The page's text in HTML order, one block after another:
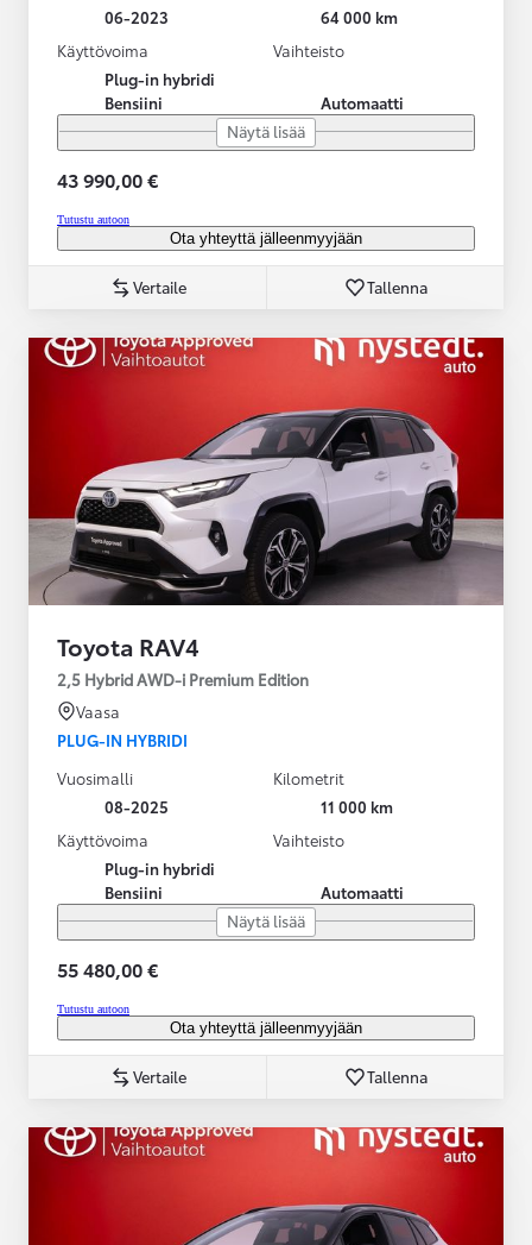
06-2023
64 000 km
Käyttövoima
Plug-in hybridi
Bensiini
Vaihteisto
Automaatti
Näytä lisää
43 990,00 €
Tutustu autoon
Ota yhteyttä jälleenmyyjään
Vertaile Tallenna
Toyota RAV4
2,5 Hybrid AWD-i Premium Edition
Vaasa
PLUG-IN HYBRIDI
Vuosimalli
08-2025
Kilometrit
11 000 km
Käyttövoima
Plug-in hybridi
Bensiini
Vaihteisto
Automaatti
Näytä lisää
55 480,00 €
Tutustu autoon
Ota yhteyttä jälleenmyyjään
Vertaile Tallenna